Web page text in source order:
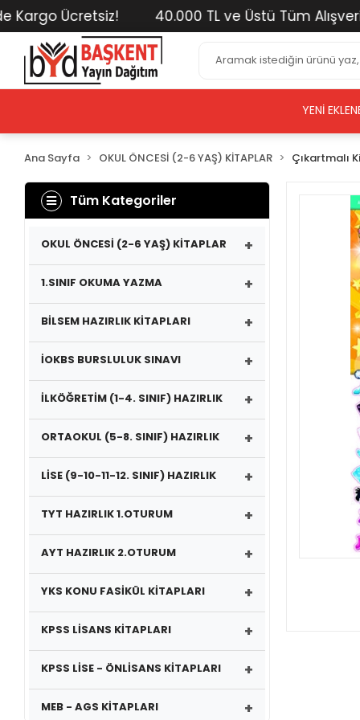
Ücretsiz! 40.000 TL ve Üstü Tüm
YENI
Ana Sayfa OKUL ÖNCESİ (2-6 YAŞ) KİTAPLAR Çıkartmalı
Tüm Kategoriler
OKUL ÖNCESİ (2-6 YAŞ) KİTAPLAR +
1.SINIF OKUMA YAZMA +
BİLSEM HAZIRLIK KİTAPLARI +
İOKBS BURSLULUK SINAVI +
İLKÖĞRETİM (1-4. SINIF) HAZIRLIK +
ORTAOKUL (5-8. SINIF) HAZIRLIK +
LİSE (9-10-11-12. SINIF) HAZIRLIK +
TYT HAZIRLIK 1.OTURUM +
AYT HAZIRLIK 2.OTURUM +
YKS KONU FASİKÜL KİTAPLARI +
KPSS LİSANS KİTAPLARI +
KPSS LİSE - ÖNLİSANS KİTAPLARI +
MEB - AGS KİTAPLARI +